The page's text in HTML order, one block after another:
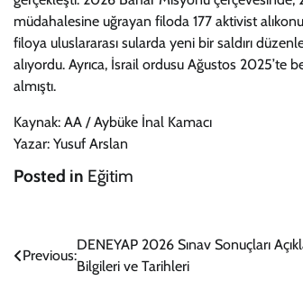
müdahalesine uğrayan filoda 177 aktivist
filoya uluslararası sularda yeni bir saldırı
alıyordu. Ayrıca, İsrail ordusu Ağustos
almıştı.
Kaynak: AA / Aybüke İnal Kamacı
Yazar: Yusuf Arslan
Posted in Eğitim
Yazı
Previous:
DENEYAP 2026 Sınav Sonuçları
Bilgileri ve Tarihleri